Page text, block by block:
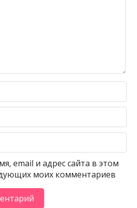
email и адрес сайта в этом
моих комментариев